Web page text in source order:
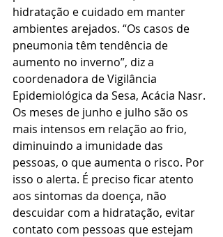
hidratação e cuidado em manter
ambientes arejados. “Os casos de
pneumonia têm tendência de
aumento no inverno”, diz a
coordenadora de Vigilância
Epidemiológica da Sesa, Acácia Nasr.
Os meses de junho e julho são os
mais intensos em relação ao frio,
diminuindo a imunidade das
pessoas, o que aumenta o risco. Por
isso o alerta. É preciso ficar atento
aos sintomas da doença, não
descuidar com a hidratação, evitar
contato com pessoas que estejam